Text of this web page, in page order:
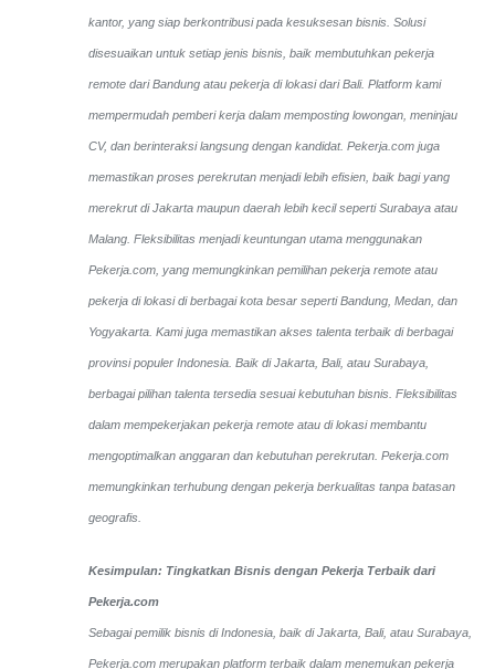
kantor, yang siap berkontribusi pada kesuksesan bisnis. Solusi
disesuaikan untuk setiap jenis bisnis, baik membutuhkan pekerja
remote dari Bandung atau pekerja di lokasi dari Bali. Platform kami
mempermudah pemberi kerja dalam memposting lowongan, meninjau
CV, dan berinteraksi langsung dengan kandidat. Pekerja.com juga
memastikan proses perekrutan menjadi lebih efisien, baik bagi yang
merekrut di Jakarta maupun daerah lebih kecil seperti Surabaya atau
Malang. Fleksibilitas menjadi keuntungan utama menggunakan
Pekerja.com, yang memungkinkan pemilihan pekerja remote atau
pekerja di lokasi di berbagai kota besar seperti Bandung, Medan, dan
Yogyakarta. Kami juga memastikan akses talenta terbaik di berbagai
provinsi populer Indonesia. Baik di Jakarta, Bali, atau Surabaya,
berbagai pilihan talenta tersedia sesuai kebutuhan bisnis. Fleksibilitas
dalam mempekerjakan pekerja remote atau di lokasi membantu
mengoptimalkan anggaran dan kebutuhan perekrutan. Pekerja.com
memungkinkan terhubung dengan pekerja berkualitas tanpa batasan
geografis.
Kesimpulan: Tingkatkan Bisnis dengan Pekerja Terbaik dari
Pekerja.com
Sebagai pemilik bisnis di Indonesia, baik di Jakarta, Bali, atau Surabaya,
Pekerja.com merupakan platform terbaik dalam menemukan pekerja